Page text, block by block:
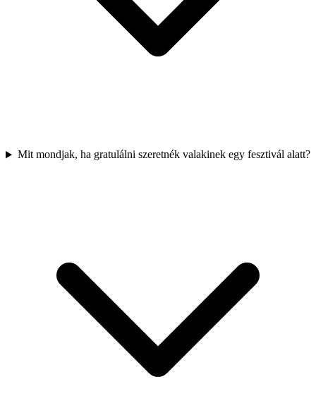
Mit mondjak, ha gratulálni szeretnék valakinek egy fesztivál alatt?